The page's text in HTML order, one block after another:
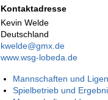
Kontaktadresse
Kevin Welde
Deutschland
kwelde@gmx.de
www.wsg-lobeda.de
Mannschaften und
Spielbetrieb und